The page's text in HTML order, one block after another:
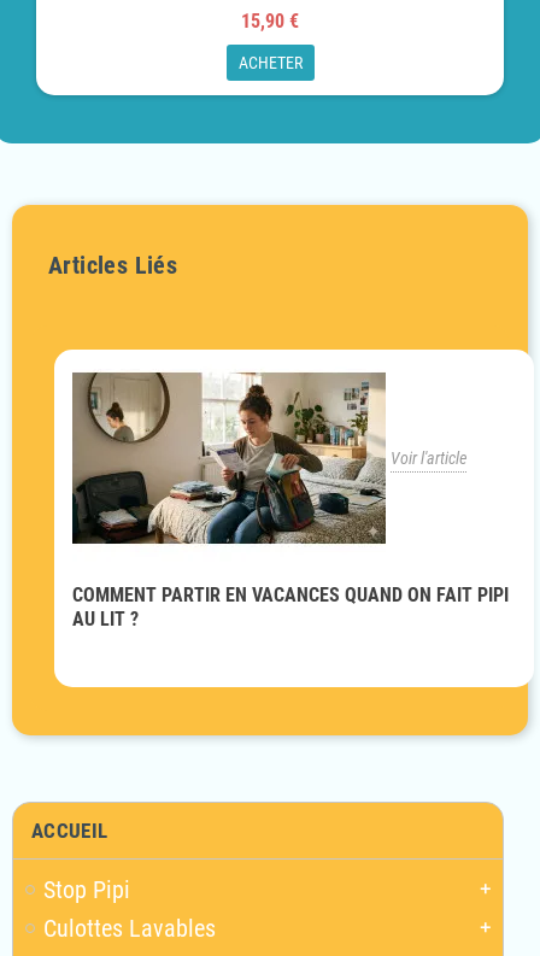
ACCUEIL
Stop Pipi add
Culottes Lavables add
15,90 €
ACHETER
Articles Liés
COMMENT PARTIR EN VACANCES QUAND ON FAIT PIPI
AU LIT ?
Voir l'article